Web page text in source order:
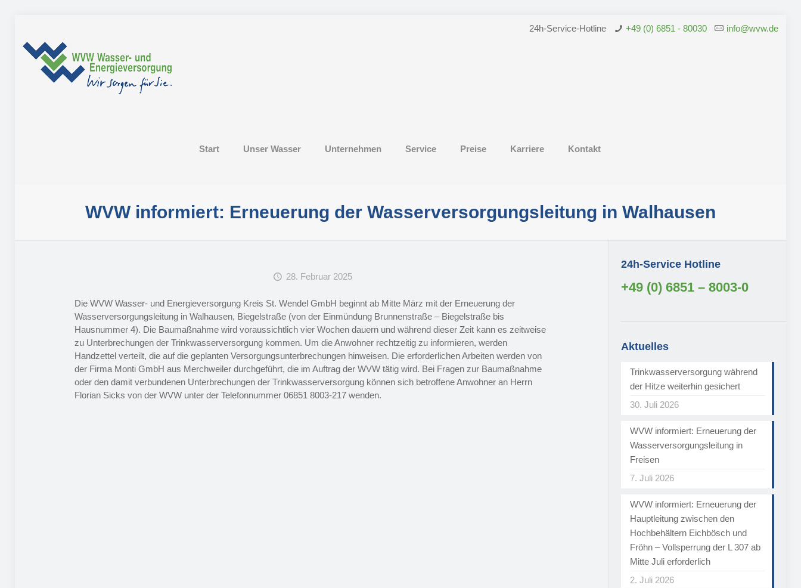
24h-Service-Hotline +49 (0) 6851 - 80030 info@wvw.de
Start Unser Wasser Unternehmen Service Preise Karriere Kontakt
WVW informiert: Erneuerung der Wasserversorgungsleitung in Walhausen
28. Februar 2025
Die WVW Wasser- und Energieversorgung Kreis St. Wendel GmbH beginnt ab Mitte März mit der Erneuerung der
Wasserversorgungsleitung in Walhausen, Biegelstraße (von der Einmündung Brunnenstraße – Biegelstraße bis
Hausnummer 4). Die Baumaßnahme wird voraussichtlich vier Wochen dauern und während dieser Zeit kann es zeitweise
zu Unterbrechungen der Trinkwasserversorgung kommen. Um die Anwohner rechtzeitig zu informieren, werden
Handzettel verteilt, die auf die geplanten Versorgungsunterbrechungen hinweisen. Die erforderlichen Arbeiten werden von
der Firma Monti GmbH aus Merchweiler durchgeführt, die im Auftrag der WVW tätig wird. Bei Fragen zur Baumaßnahme
oder den damit verbundenen Unterbrechungen der Trinkwasserversorgung können sich betroffene Anwohner an Herrn
Florian Sicks von der WVW unter der Telefonnummer 06851 8003-217 wenden.
24h-Service Hotline
+49 (0) 6851 – 8003-0
Aktuelles
Trinkwasserversorgung während
der Hitze weiterhin gesichert
30. Juli 2026
WVW informiert: Erneuerung der
Wasserversorgungsleitung in
Freisen
7. Juli 2026
WVW informiert: Erneuerung der
Hauptleitung zwischen den
Hochbehältern Eichbösch und
Fröhn – Vollsperrung der L 307 ab
Mitte Juli erforderlich
2. Juli 2026